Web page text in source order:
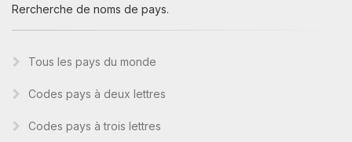
Rercherche de noms de pays.
Tous les pays du monde
Codes pays à deux lettres
Codes pays à trois lettres